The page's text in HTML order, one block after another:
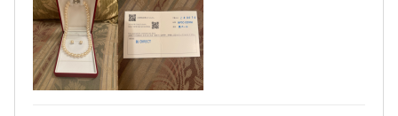
配送は、とても早く梱包も丁寧です。箱の中身も1つ1つビ
ニール袋に入れられており、清潔感がありました。また保
証カードや、ショップの説明書きが付いており安心感があ
りました。
こちらで購入を決めて良かったです。